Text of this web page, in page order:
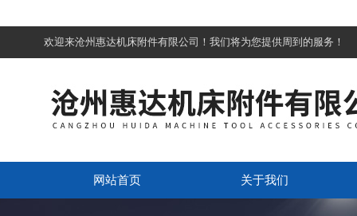
欢迎来沧州惠达机床附件有限公司！我们将为您提供周到的服务！
网站首页 关于我们